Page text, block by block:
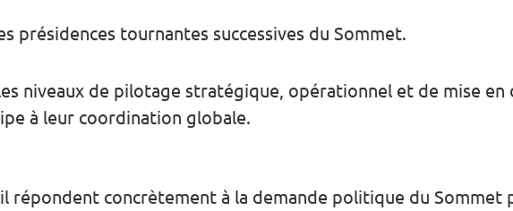
présidences tournantes successives du Sommet.
niveaux de pilotage stratégique, opérationnel et de mise
à leur coordination globale.
répondent concrètement à la demande politique du Sommet